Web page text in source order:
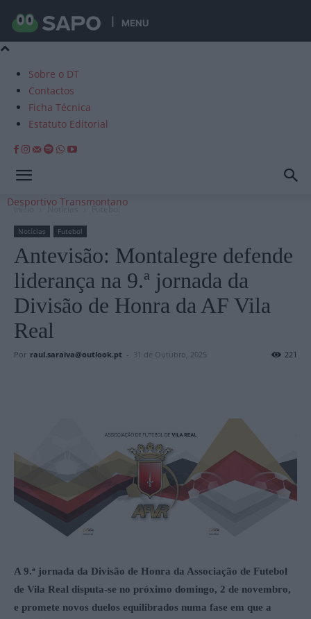
MENU
Sobre o DT
Contactos
Ficha Técnica
Estatuto Editorial
Desportivo Transmontano
Início Notícias Futebol
Notícias Futebol
Antevisão: Montalegre defende
liderança na 9.ª jornada da
Divisão de Honra da AF Vila
Real
Por raul.saraiva@outlook.pt - 31 de Outubro, 2025 221
A 9.ª jornada da Divisão de Honra da Associação de Futebol
de Vila Real disputa-se no próximo domingo, 2 de novembro,
e promete novos duelos equilibrados numa fase em que a